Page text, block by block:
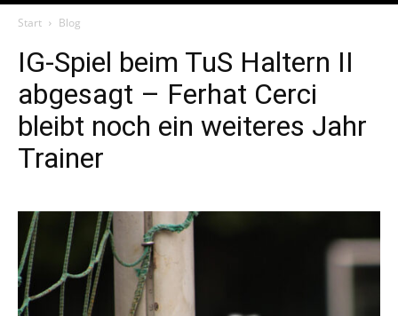
Start Blog
IG-Spiel beim TuS Haltern II
abgesagt – Ferhat Cerci
bleibt noch ein weiteres Jahr
Trainer